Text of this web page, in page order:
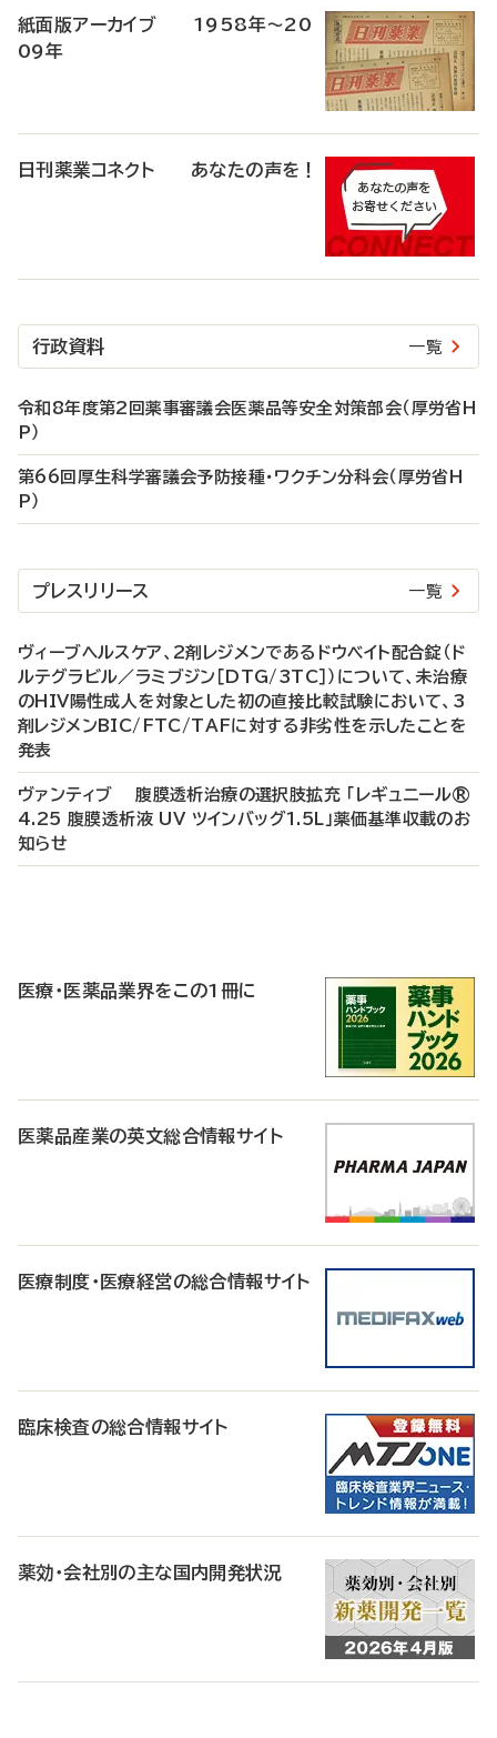
紙面版アーカイブ 1958年～20
09年
日刊薬業コネクト あなたの声を！
行政資料 一覧
令和8年度第2回薬事審議会医薬品等安全対策部会（厚労省H
P）
第66回厚生科学審議会予防接種・ワクチン分科会（厚労省H
P）
プレスリリース 一覧
ヴィーブヘルスケア、2剤レジメンであるドウベイト配合錠（ド
ルテグラビル／ラミブジン［DTG/3TC］）について、未治療
のHIV陽性成人を対象とした初の直接比較試験において、3
剤レジメンBIC/FTC/TAFに対する非劣性を示したことを
発表
ヴァンティブ 腹膜透析治療の選択肢拡充 「レギュニール®
4.25 腹膜透析液 UV ツインバッグ1.5L」薬価基準収載のお
知らせ
医療・医薬品業界をこの1冊に
医薬品産業の英文総合情報サイト
医療制度・医療経営の総合情報サイト
臨床検査の総合情報サイト
薬効・会社別の主な国内開発状況